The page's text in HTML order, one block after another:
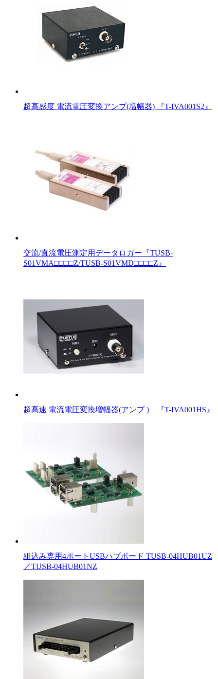
超高感度 電流電圧変換アンプ(増幅器) 『T-IVA001S2』
交流/直流電圧測定用データロガー『TUSB-
S01VMA□□□□Z/TUSB-S01VMD□□□□Z』
超高速 電流電圧変換増幅器(アンプ ) 『T-IVA001HS』
組込み専用4ポートUSBハブボード TUSB-04HUB01UZ
／TUSB-04HUB01NZ